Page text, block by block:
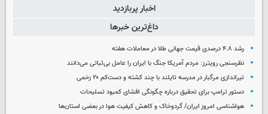
اخبار پربازدید
داغ‌ترین خبرها
رشد ۴.۸ درصدی قیمت جهانی طلا در معاملات هفته
نظرسنجی رویترز: مردم آمریکا جنگ با ایران را عامل بی‌ثباتی می‌دانند
تیراندازی مرگبار در مدرسه‌ تایلند با چند کشته و دست‌کم ۲۰ زخمی
دستور ترامپ برای تحقیق درباره چگونگی افشای کمبود تسلیحات
هواشناسی امروز ایران/ گردوخاک و کاهش کیفیت هوا در بعضی استان‌ها